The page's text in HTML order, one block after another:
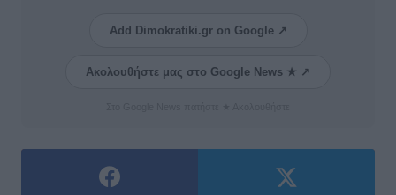
Add Dimokratiki.gr on Google ↗
Ακολουθήστε μας στο Google News ★ ↗